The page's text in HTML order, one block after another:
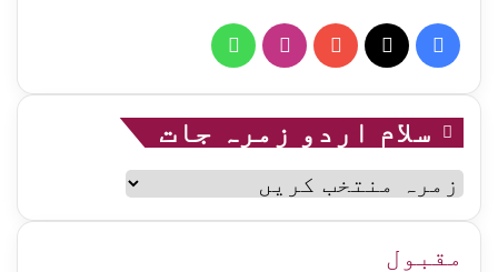
Facebook
YouTube
Instagram
WhatsApp
سلام اردو زمرہ جات
سلام
اردو
زمرہ
جات
مقبول